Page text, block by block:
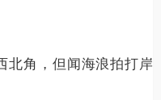
北角，但闻海浪拍打岸